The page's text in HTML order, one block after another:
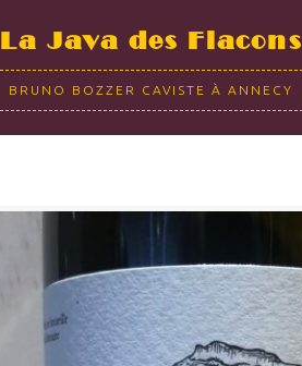
La Java des Flacons
BRUNO BOZZER CAVISTE À ANNECY